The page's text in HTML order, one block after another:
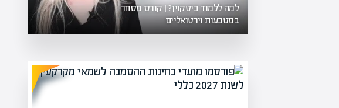
למה ללמוד ביטקוין? | קורס מסחר
במטבעות וירטואליים